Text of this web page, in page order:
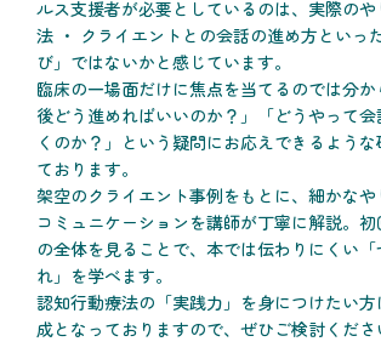
ルス支援者が必要としているのは、実際の
法 ・ クライエントとの会話の進め方といっ
び」ではないかと感じています。
臨床の一場面だけに焦点を当てるのでは分
後どう進めればいいのか？」「どうやって
くのか？」という疑問にお応えできるよう
ております。
架空のクライエント事例をもとに、細かな
コミュニケーションを講師が丁寧に解説。
の全体を見ることで、本では伝わりにくい
れ」を学べます。
認知行動療法の「実践力」を身につけたい
成となっておりますので、ぜひご検討くださ